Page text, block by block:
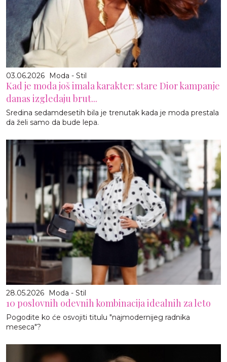
03.06.2026 Moda - Stil
Kad je moda još imala karakter: stare Dior kampanje
danas izgledaju brut...
Sredina sedamdesetih bila je trenutak kada je moda prestala
da želi samo da bude lepa.
28.05.2026 Moda - Stil
10 poslovnih odevnih kombinacija idealnih za leto
Pogodite ko će osvojiti titulu "najmodernijeg radnika
meseca"?